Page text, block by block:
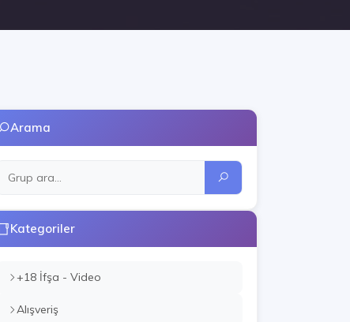
Arama
Kategoriler
+18 İfşa - Video
Alışveriş